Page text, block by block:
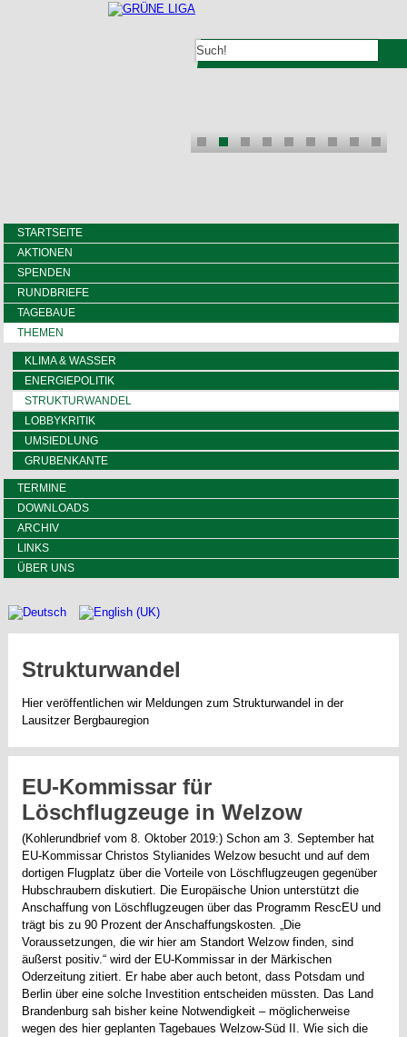
STARTSEITE
AKTIONEN
SPENDEN
RUNDBRIEFE
TAGEBAUE
THEMEN
KLIMA & WASSER
ENERGIEPOLITIK
STRUKTURWANDEL
LOBBYKRITIK
UMSIEDLUNG
GRUBENKANTE
TERMINE
DOWNLOADS
ARCHIV
LINKS
ÜBER UNS
Strukturwandel
Hier veröffentlichen wir Meldungen zum Strukturwandel in der
Lausitzer Bergbauregion
EU-Kommissar für
Löschflugzeuge in Welzow
(Kohlerundbrief vom 8. Oktober 2019:) Schon am 3. September hat
EU-Kommissar Christos Stylianides Welzow besucht und auf dem
dortigen Flugplatz über die Vorteile von Löschflugzeugen gegenüber
Hubschraubern diskutiert. Die Europäische Union unterstützt die
Anschaffung von Löschflugzeugen über das Programm RescEU und
trägt bis zu 90 Prozent der Anschaffungskosten. „Die
Voraussetzungen, die wir hier am Standort Welzow finden, sind
äußerst positiv.“ wird der EU-Kommissar in der Märkischen
Oderzeitung zitiert. Er habe aber auch betont, dass Potsdam und
Berlin über eine solche Investition entscheiden müssten. Das Land
Brandenburg sah bisher keine Notwendigkeit – möglicherweise
wegen des hier geplanten Tagebaues Welzow-Süd II. Wie sich die